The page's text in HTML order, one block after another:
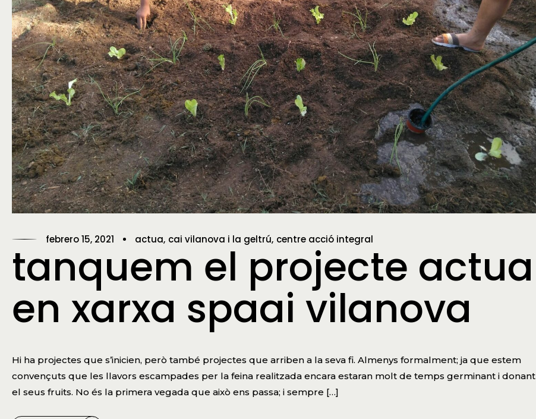
febrero 15, 2021 actua cai vilanova i la geltrú centre acció integral
tanquem el projecte actua
en xarxa spaai vilanova
Hi ha projectes que s’inicien, però també projectes que arriben a la seva fi. Almenys formalment; ja que estem
convençuts que les llavors escampades per la feina realitzada encara estaran molt de temps germinant i donant
el seus fruits. No és la primera vegada que això ens passa; i sempre […]